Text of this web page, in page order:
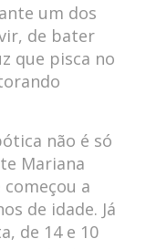
um dos
de bater
que pisca no
não é só
Mariana
a
de idade. Já
de 14 e 10